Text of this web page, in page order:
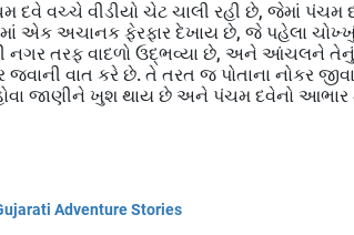
વચ્ચે વીડીયો ચેટ ચાલી રહી છે, જેમાં પંચમ
એક અચાનક ફેરફાર દેખાય છે, જે પહેલા
નગર તરફ વાદળો ઉદ્ભવ્યા છે, અને આંચલને
જવાની વાત કરે છે. તે તરત જ પોતાના નોકર
જાણીને ખુશ થાય છે અને પંચમ દવેનો આભાર
Adventure Stories